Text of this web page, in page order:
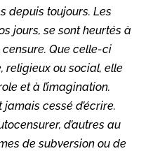
depuis toujours. Les
jours, se sont heurtés à
Que celle-ci
religieux ou social, elle
et à l’imagination.
jamais cessé d’écrire.
d’autres au
de subversion ou de